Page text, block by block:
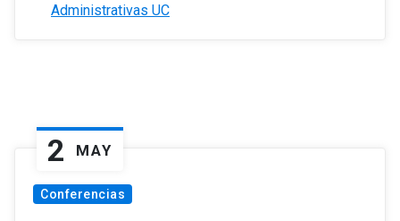
Administrativas UC
2 MAY
Conferencias